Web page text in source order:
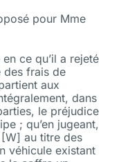
pour Mme
ce qu’il a rejeté
des frais de
aux
dans
le préjudice
; qu’en jugeant,
au titre des
véhicule existant